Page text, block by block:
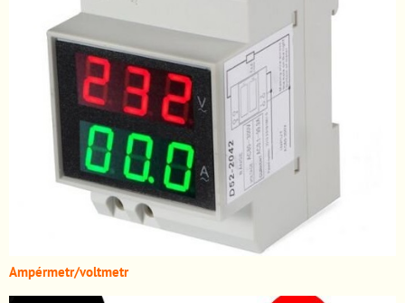
Ampérmetr/voltmetr